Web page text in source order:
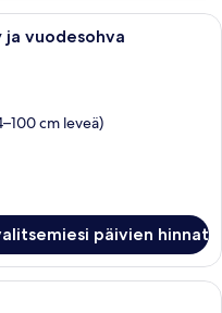
kylpyhuone, jossa on wc,
ja vuodesohva
cm leveä)
päivien hinnat
hotellihuone, jossa on